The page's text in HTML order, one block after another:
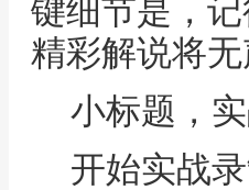
键细节是，
精彩解说将无
小标题，
开始实战